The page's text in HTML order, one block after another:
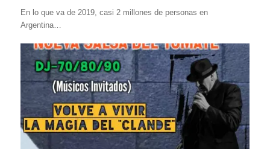
En lo que va de 2019, casi 2 millones de personas en
Argentina…